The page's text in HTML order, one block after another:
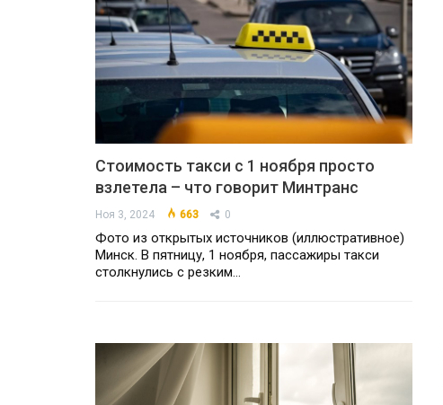
Стоимость такси с 1 ноября просто
взлетела – что говорит Минтранс
Ноя 3, 2024 663 0
Фото из открытых источников (иллюстративное)
Минск. В пятницу, 1 ноября, пассажиры такси
столкнулись с резким…